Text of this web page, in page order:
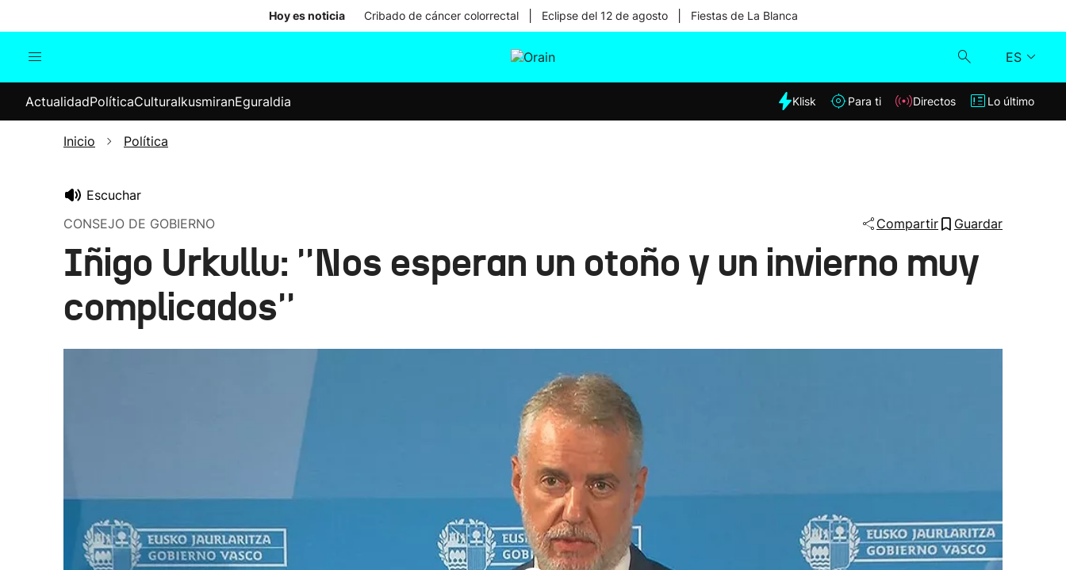
Hoy es noticia Cribado de cáncer colorrectal Eclipse del 12 de agosto Fiestas de La Blanca
ES
Internacional
Elecciones
Klisk
Lo último
ActualidadPolíticaCulturaIkusmiranEguraldia Klisk Para ti Directos Lo último
Inicio Política
Escuchar
CONSEJO DE GOBIERNO
Compartir Guardar
Iñigo Urkullu: ''Nos esperan un otoño y un invierno muy
complicados''